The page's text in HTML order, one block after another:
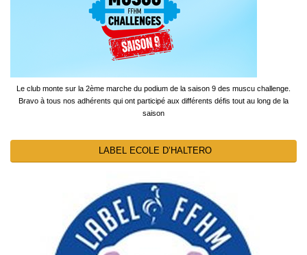
Le club monte sur la 2ème marche du podium de la saison 9 des muscu challenge.
Bravo à tous nos adhérents qui ont participé aux différents défis tout au long de la
saison
LABEL ECOLE D’HALTERO